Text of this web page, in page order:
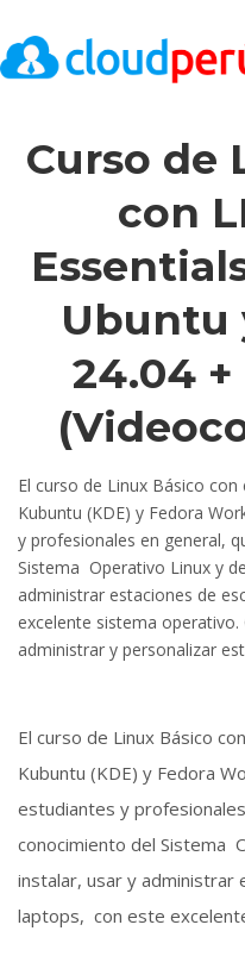
Curso de
con
Ubuntu
24.04 +
El curso de Linux Básico
Kubuntu (KDE) y Fedora
y profesionales en general,
Sistema Operativo Linux y
administrar estaciones de
excelente sistema
administrar y personalizar
El curso de Linux Básico
Kubuntu (KDE) y Fedora
estudiantes y
conocimiento del Sistema
instalar, usar y administrar
laptops, con este